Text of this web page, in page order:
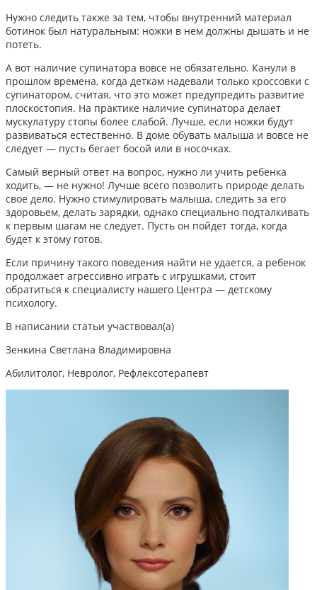
Нужно следить также за тем, чтобы внутренний материал
ботинок был натуральным: ножки в нем должны дышать и не
потеть.
А вот наличие супинатора вовсе не обязательно. Канули в
прошлом времена, когда деткам надевали только кроссовки с
супинатором, считая, что это может предупредить развитие
плоскостопия. На практике наличие супинатора делает
мускулатуру стопы более слабой. Лучше, если ножки будут
развиваться естественно. В доме обувать малыша и вовсе не
следует — пусть бегает босой или в носочках.
Самый верный ответ на вопрос, нужно ли учить ребенка
ходить, — не нужно! Лучше всего позволить природе делать
свое дело. Нужно стимулировать малыша, следить за его
здоровьем, делать зарядки, однако специально подталкивать
к первым шагам не следует. Пусть он пойдет тогда, когда
будет к этому готов.
Если причину такого поведения найти не удается, а ребенок
продолжает агрессивно играть с игрушками, стоит
обратиться к специалисту нашего Центра — детскому
психологу.
В написании статьи участвовал(а)
Зенкина Светлана Владимировна
Абилитолог, Невролог, Рефлексотерапевт